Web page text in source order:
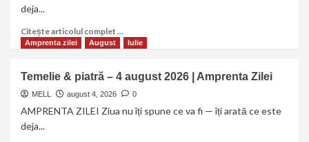
deja...
Citește articolul complet ...
Amprenta zilei August Iulie
Temelie & piatră – 4 august 2026 | Amprenta Zilei
MELL august 4, 2026 0
AMPRENTA ZILEI Ziua nu îți spune ce va fi — îți arată ce este
deja...